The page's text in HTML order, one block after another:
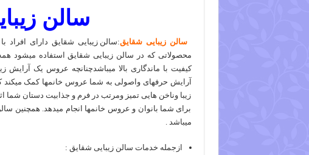
سالن
سالن زیبایی شقایق:سالن زیبایی شقایق دارای افراد
محصولاتی که در سالن زیبایی شقایق استفاده میشود
کیفیت با ماندگاری بالا میباشدچنانچه عروس یک آرایش
آرایش حرفهای واصولی به شما عروس خانمها کمک میکند
زیبا وناخن هایی تمیز ومرتب در فرم و جذابیت دستان شما
برای شما بانوان و عروس خانمها انجام میدهد. همچنین
میباشد .
ازجمله خدمات سالن زیبایی شقایق :